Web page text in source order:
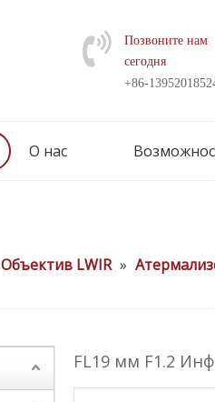
Позвоните нам
сегодня
+86-
О нас
Объектив LWIR »
FL19 мм F1.2